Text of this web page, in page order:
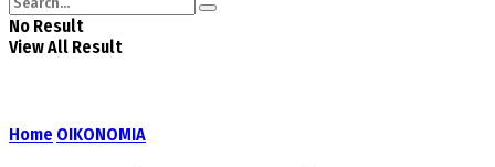
No Result
View All Result
Home ΟΙΚΟΝΟΜΙΑ